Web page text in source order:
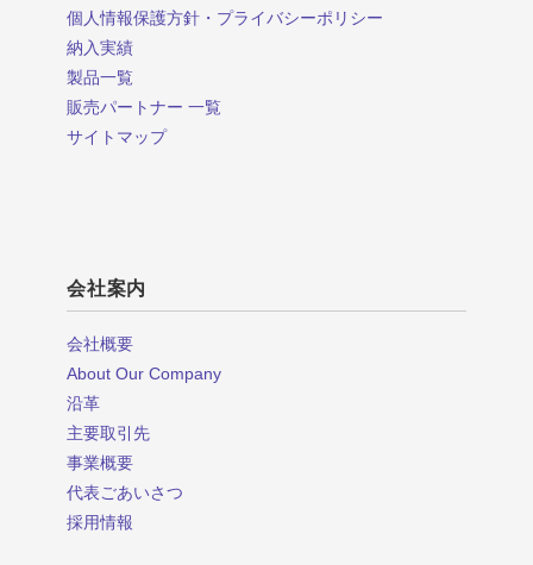
個人情報保護方針・プライバシーポリシー
納入実績
製品一覧
販売パートナー 一覧
サイトマップ
会社案内
会社概要
About Our Company
沿革
主要取引先
事業概要
代表ごあいさつ
採用情報